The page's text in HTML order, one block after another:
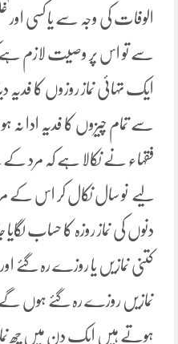
الوفات کی وجہ سے یا کسی اور
سے تو اس پر وصیت لازم
ایک تہائی نماز روزوں کا فدیہ
سے تمام چیزوں کا فدیہ ادا
فقہاء نے نکالا ہے کہ مرد
لیے نو سال نکال کر اس
دنوں کی نماز روزہ کا حساب
کتنی نمازیں یا روزے رہ گئے